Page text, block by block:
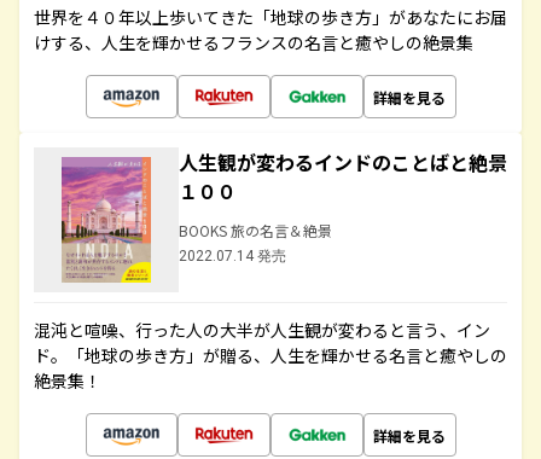
世界を４０年以上歩いてきた「地球の歩き方」があなたにお届
けする、人生を輝かせるフランスの名言と癒やしの絶景集
詳細を見る
人生観が変わるインドのことばと絶景
１００
BOOKS 旅の名言＆絶景
2022.07.14 発売
混沌と喧噪、行った人の大半が人生観が変わると言う、イン
ド。「地球の歩き方」が贈る、人生を輝かせる名言と癒やしの
絶景集！
詳細を見る